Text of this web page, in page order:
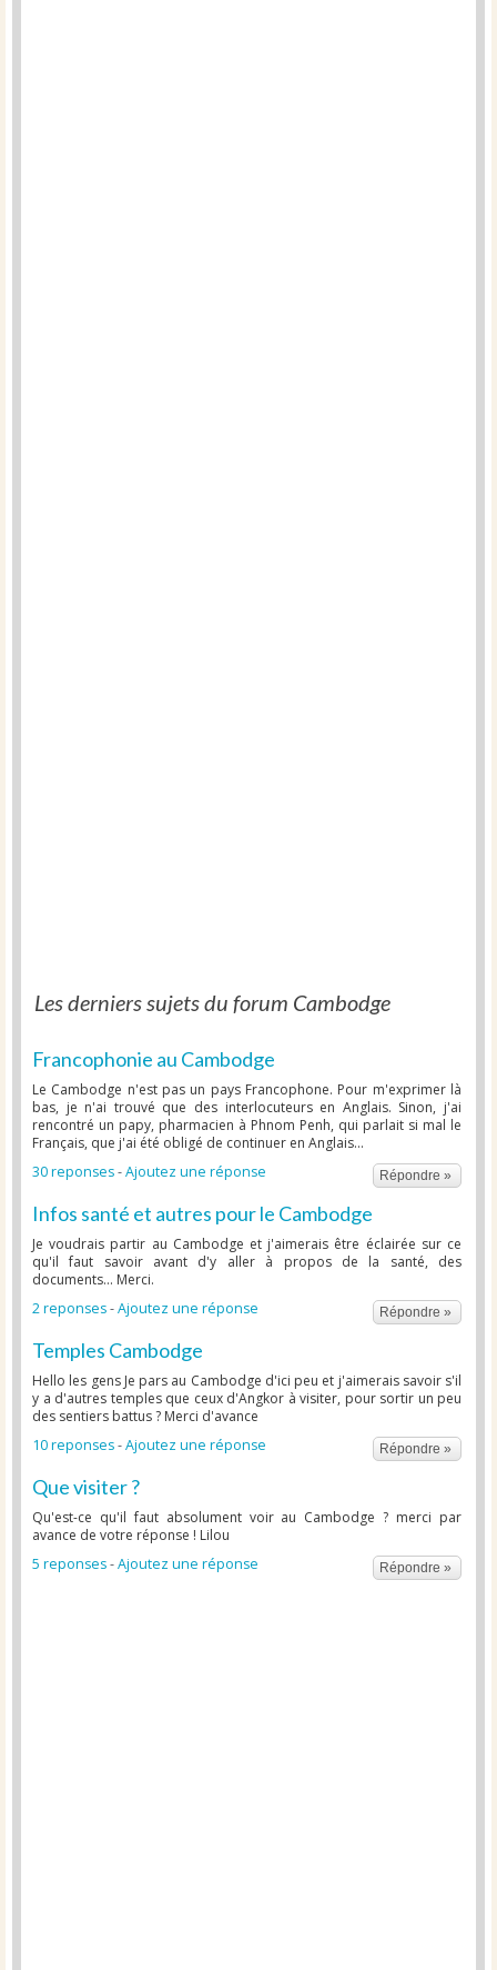
Les derniers sujets du forum Cambodge
Francophonie au Cambodge
Le Cambodge n'est pas un pays Francophone. Pour m'exprimer là
bas, je n'ai trouvé que des interlocuteurs en Anglais. Sinon, j'ai
rencontré un papy, pharmacien à Phnom Penh, qui parlait si mal le
Français, que j'ai été obligé de continuer en Anglais...
Répondre »
30 reponses-Ajoutez une réponse
Infos santé et autres pour le Cambodge
Je voudrais partir au Cambodge et j'aimerais être éclairée sur ce
qu'il faut savoir avant d'y aller à propos de la santé, des
documents... Merci.
Répondre »
2 reponses-Ajoutez une réponse
Temples Cambodge
Hello les gens Je pars au Cambodge d'ici peu et j'aimerais savoir s'il
y a d'autres temples que ceux d'Angkor à visiter, pour sortir un peu
des sentiers battus ? Merci d'avance
Répondre »
10 reponses-Ajoutez une réponse
Que visiter ?
Qu'est-ce qu'il faut absolument voir au Cambodge ? merci par
avance de votre réponse ! Lilou
Répondre »
5 reponses-Ajoutez une réponse